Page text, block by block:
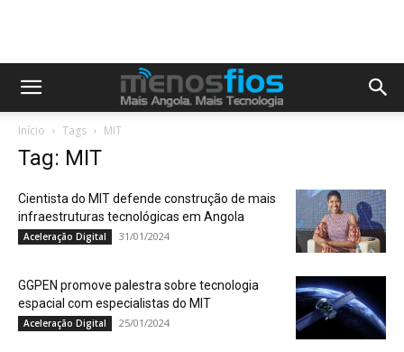
Início Tags MIT
Tag: MIT
Cientista do MIT defende construção de mais
infraestruturas tecnológicas em Angola
Aceleração Digital 31/01/2024
GGPEN promove palestra sobre tecnologia
espacial com especialistas do MIT
Aceleração Digital 25/01/2024